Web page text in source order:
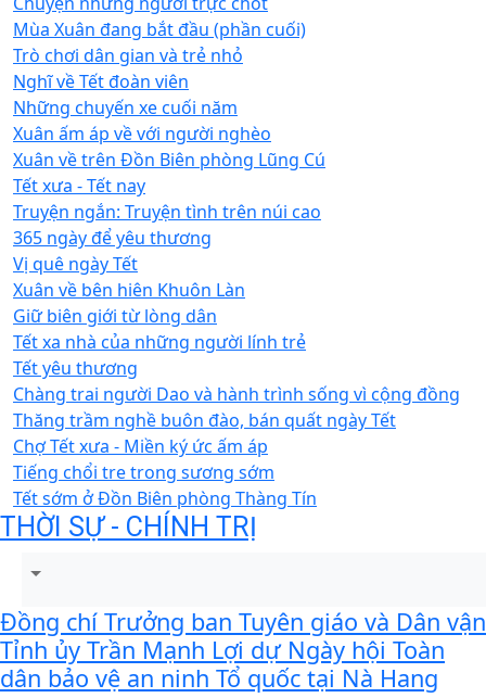
Mùa Xuân đang bắt đầu (phần cuối)
Trò chơi dân gian và trẻ nhỏ
Nghĩ về Tết đoàn viên
Những chuyến xe cuối năm
Xuân ấm áp về với người nghèo
Xuân về trên Đồn Biên phòng Lũng Cú
Tết xưa - Tết nay
Truyện ngắn: Truyện tình trên núi cao
365 ngày để yêu thương
Vị quê ngày Tết
Xuân về bên hiên Khuôn Làn
Giữ biên giới từ lòng dân
Tết xa nhà của những người lính trẻ
Tết yêu thương
Chàng trai người Dao và hành trình sống vì cộng đồng
Thăng trầm nghề buôn đào, bán quất ngày Tết
Chợ Tết xưa - Miền ký ức ấm áp
Tiếng chổi tre trong sương sớm
Tết sớm ở Đồn Biên phòng Thàng Tín
THỜI SỰ - CHÍNH TRỊ
Đồng chí Trưởng ban Tuyên giáo và Dân vận
Tỉnh ủy Trần Mạnh Lợi dự Ngày hội Toàn
dân bảo vệ an ninh Tổ quốc tại Nà Hang